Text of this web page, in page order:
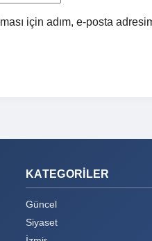
için adım, e-posta
KATEGORILER
Güncel
Siyaset